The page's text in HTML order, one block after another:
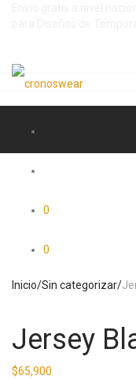
0
0
Inicio/Sin categorizar/
Jersey
$65,900